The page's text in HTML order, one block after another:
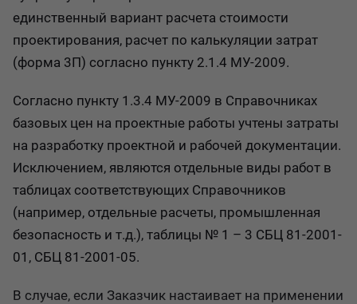
единственный вариант расчета стоимости
проектирования, расчет по калькуляции затрат
(форма 3П) согласно пункту 2.1.4 МУ-2009.
Согласно пункту 1.3.4 МУ-2009 в Справочниках
базовых цен на проектные работы учтены затраты
на разработку проектной и рабочей документации.
Исключением, являются отдельные виды работ в
таблицах соответствующих Справочников
(например, отдельные расчеты, промышленная
безопасность и т.д.), таблицы № 1 – 3 СБЦ 81-2001-
01, СБЦ 81-2001-05.
В случае, если Заказчик настаивает на применении